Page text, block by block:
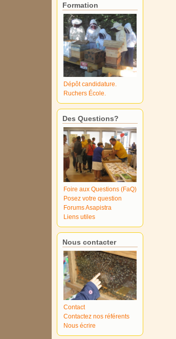
Formation
Dépôt candidature.
Ruchers École.
Des Questions?
Foire aux Questions (FaQ)
Posez votre question
Forums Asapistra
Liens utiles
Nous contacter
Contact
Contactez nos référents
Nous écrire